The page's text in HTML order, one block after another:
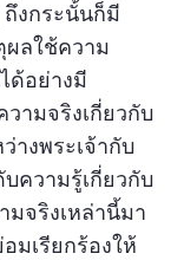
ถึงกระนั้นก็มี
ลใช้ความ
ด้อย่างมี
ามจริงเกี่ยวกับ
างพระเจ้ากับ
ความรู้เกี่ยวกับ
มจริงเหล่านี้มา
มเรียกร้องให้